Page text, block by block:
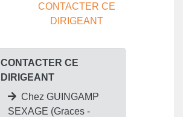
CONTACTER CE
DIRIGEANT
CONTACTER CE
DIRIGEANT
Chez GUINGAMP
SEXAGE (Graces -